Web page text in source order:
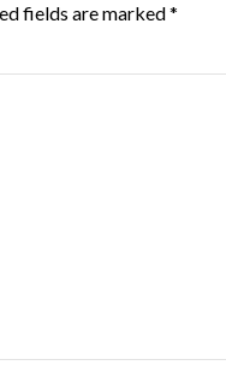
fields are marked*